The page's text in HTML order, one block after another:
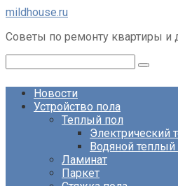
Перейти
контенту
mildhouse.ru
Советы по ремонту квартиры и
Новости
Устройство пола
Теплый пол
Электрический
Водяной теплый
Ламинат
Паркет